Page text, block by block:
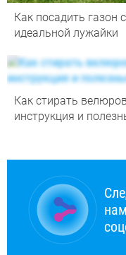
Как посадить газон
идеальной лужайки
Как стирать
инструкция и